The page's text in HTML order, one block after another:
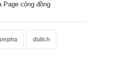
Page cộng đồng
dulich